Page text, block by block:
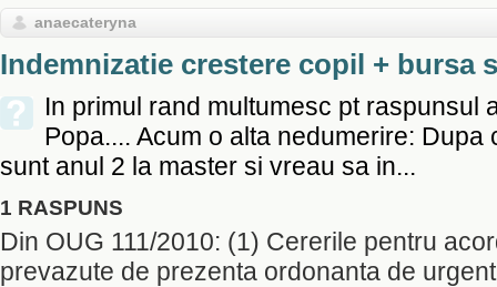
anaecateryna
Indemnizatie crestere copil + bursa
In primul rand multumesc pt raspunsul
Popa.... Acum o alta nedumerire: Dupa
sunt anul 2 la master si vreau sa in...
1 RASPUNS
Din OUG 111/2010: (1) Cererile pentru
prevazute de prezenta ordonanta de